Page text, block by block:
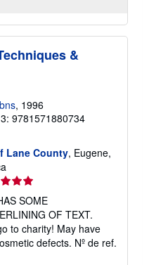
&
, 1996
9781571880734
Lane County, Eugene,
SOME
OF TEXT.
to charity! May have
defects. Nº de ref.